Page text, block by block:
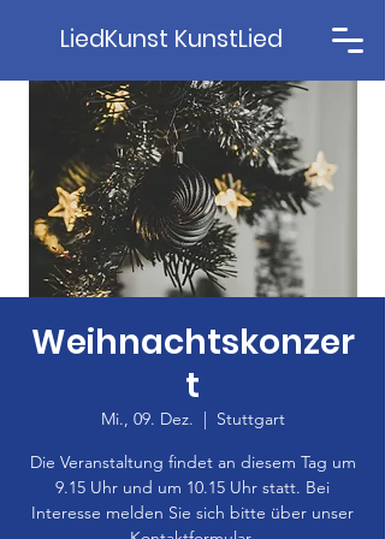
LiedKunst KunstLied
Weihnachtskonzer
t
Mi., 09. Dez.
  |
Stuttgart
Die Veranstaltung findet an diesem Tag um
9.15 Uhr und um 10.15 Uhr statt. Bei
Interesse melden Sie sich bitte über unser